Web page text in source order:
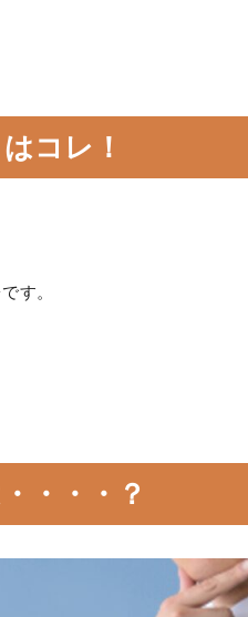
コレ！
す。
・・・？